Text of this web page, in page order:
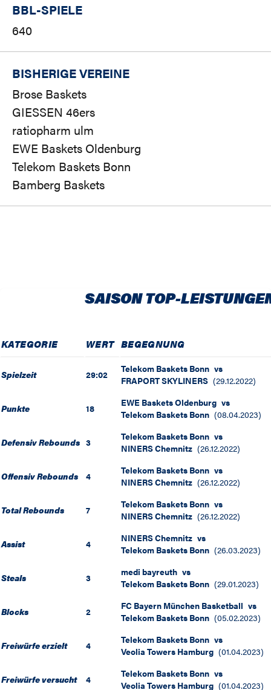
BBL-SPIELE
640
BISHERIGE VEREINE
Brose Baskets
GIESSEN 46ers
ratiopharm ulm
EWE Baskets Oldenburg
Telekom Baskets Bonn
Bamberg Baskets
SAISON TOP-
KATEGORIE WERT BEGEGNUNG
Spielzeit 29:02 Telekom Baskets Bonn vs
FRAPORT SKYLINERS (29.12.2022)
Punkte 18 EWE Baskets Oldenburg vs
Telekom Baskets Bonn (08.04.2023)
Defensiv Rebounds 3 Telekom Baskets Bonn vs
NINERS Chemnitz (26.12.2022)
Offensiv Rebounds 4 Telekom Baskets Bonn vs
NINERS Chemnitz (26.12.2022)
Total Rebounds 7 Telekom Baskets Bonn vs
NINERS Chemnitz (26.12.2022)
Assist 4 NINERS Chemnitz vs
Telekom Baskets Bonn (26.03.2023)
Steals 3 medi bayreuth vs
Telekom Baskets Bonn (29.01.2023)
Blocks 2 FC Bayern München Basketball vs
Telekom Baskets Bonn (05.02.2023)
Freiwürfe erzielt 4 Telekom Baskets Bonn vs
Veolia Towers Hamburg (01.04.2023)
Freiwürfe versucht 4 Telekom Baskets Bonn vs
Veolia Towers Hamburg (01.04.2023)